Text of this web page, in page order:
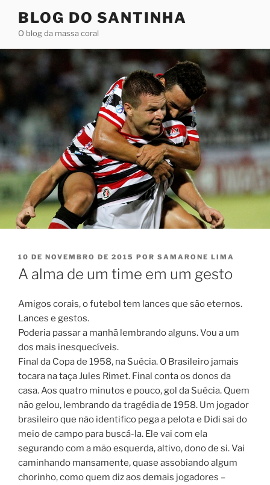
conteúdo
BLOG DO SANTINHA
O blog da massa coral
PUBLICADO
EM
10 DE NOVEMBRO DE 2015 POR SAMARONE LIMA
A alma de um time em um gesto
Amigos corais, o futebol tem lances que são eternos.
Lances e gestos.
Poderia passar a manhã lembrando alguns. Vou a um
dos mais inesquecíveis.
Final da Copa de 1958, na Suécia. O Brasileiro jamais
tocara na taça Jules Rimet. Final conta os donos da
casa. Aos quatro minutos e pouco, gol da Suécia. Quem
não gelou, lembrando da tragédia de 1958. Um jogador
brasileiro que não identifico pega a pelota e Didi sai do
meio de campo para buscá-la. Ele vai com ela
segurando com a mão esquerda, altivo, dono de si. Vai
caminhando mansamente, quase assobiando algum
chorinho, como quem diz aos demais jogadores –